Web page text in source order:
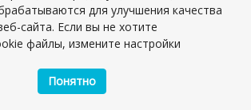
Касабланка HP бежевый
60x60x0,9 керамогранит
для улучшения качества
сайта. Если вы не хотите
файлы, измените настройки
Понятно